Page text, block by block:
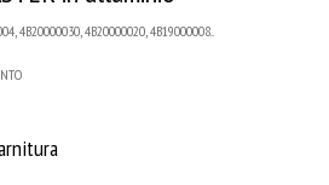
4B20000030, 4B20000020, 4B19000008...